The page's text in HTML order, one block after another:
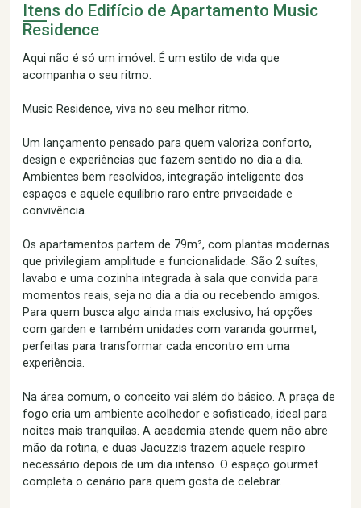
Itens do Edifício de Apartamento Music
Residence
Aqui não é só um imóvel. É um estilo de vida que
acompanha o seu ritmo.
Music Residence, viva no seu melhor ritmo.
Um lançamento pensado para quem valoriza conforto,
design e experiências que fazem sentido no dia a dia.
Ambientes bem resolvidos, integração inteligente dos
espaços e aquele equilíbrio raro entre privacidade e
convivência.
Os apartamentos partem de 79m², com plantas modernas
que privilegiam amplitude e funcionalidade. São 2 suítes,
lavabo e uma cozinha integrada à sala que convida para
momentos reais, seja no dia a dia ou recebendo amigos.
Para quem busca algo ainda mais exclusivo, há opções
com garden e também unidades com varanda gourmet,
perfeitas para transformar cada encontro em uma
experiência.
Na área comum, o conceito vai além do básico. A praça de
fogo cria um ambiente acolhedor e sofisticado, ideal para
noites mais tranquilas. A academia atende quem não abre
mão da rotina, e duas Jacuzzis trazem aquele respiro
necessário depois de um dia intenso. O espaço gourmet
completa o cenário para quem gosta de celebrar.